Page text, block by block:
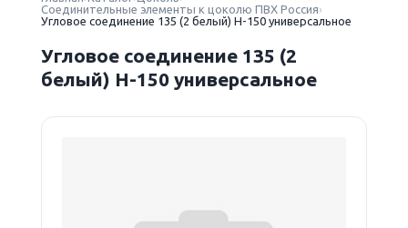
Соединительные элементы к цоколю ПВХ Россия
Угловое соединение 135 (2 белый) Н-150 универсальное
Угловое соединение 135 (2
белый) Н-150 универсальное